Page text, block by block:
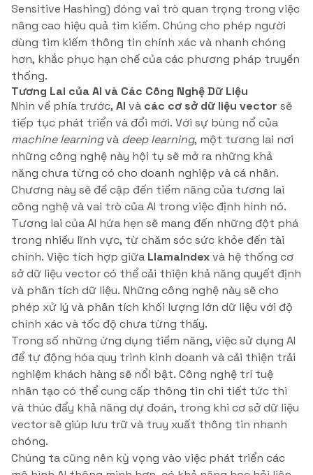
Sensitive Hashing) đóng vai trò quan trọng trong việc
nâng cao hiệu quả tìm kiếm. Chúng cho phép người
dùng tìm kiếm thông tin chính xác và nhanh chóng
hơn, khắc phục hạn chế của các phương pháp truyền
thống.
Tương Lai của AI và Các Công Nghệ Dữ Liệu
Nhìn về phía trước, AI và các cơ sở dữ liệu vector sẽ
tiếp tục phát triển và đổi mới. Với sự bùng nổ của
machine learningvà deep learning, một tương lai nơi
những công nghệ này hội tụ sẽ mở ra những khả
năng chưa từng có cho doanh nghiệp và cá nhân.
Chương này sẽ đề cập đến tiềm năng của tương lai
công nghệ và vai trò của AI trong việc định hình nó.
Tương lai của AI hứa hẹn sẽ mang đến những đột phá
trong nhiều lĩnh vực, từ chăm sóc sức khỏe đến tài
chính. Việc tích hợp giữa LlamaIndexvà hệ thống cơ
sở dữ liệu vector có thể cải thiện khả năng quyết định
và phân tích dữ liệu. Những công nghệ này sẽ cho
phép xử lý và phân tích khối lượng lớn dữ liệu với độ
chính xác và tốc độ chưa từng thấy.
Trong số những ứng dụng tiềm năng, việc sử dụng AI
để tự động hóa quy trình kinh doanh và cải thiện trải
nghiệm khách hàng sẽ nổi bật. Công nghệ trí tuệ
nhân tạo có thể cung cấp thông tin chi tiết tức thì
và thúc đẩy khả năng dự đoán, trong khi cơ sở dữ liệu
vector sẽ giúp lưu trữ và truy xuất thông tin nhanh
chóng.
Chúng ta cũng nên kỳ vọng vào việc phát triển các